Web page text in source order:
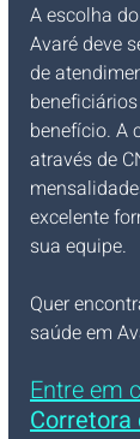
A escolha
Avaré deve
de
benefício. A
através de
excelente
sua equipe.
Quer
saúde em
Entre em
Corretora